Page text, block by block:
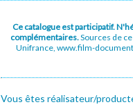
Ce catalogue est participatif.
complémentaires.Sources de
Unifrance, www.film-
Vous êtes réalisateur/